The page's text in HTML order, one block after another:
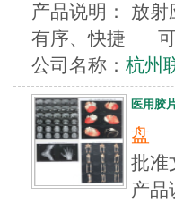
产品说明： 放
有序、快捷 可
公司名称： 杭州
医用胶
盘
批
产